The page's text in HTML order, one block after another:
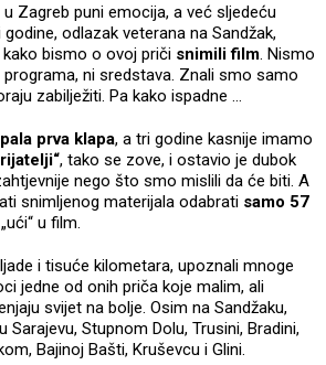
Zagreb puni emocija, a već sljedeću
odlazak veterana na Sandžak,
bismo o ovoj priči snimili film. Nismo
programa, ni sredstava. Znali smo samo
zabilježiti. Pa kako ispadne …
pala prva klapa, a tri godine kasnije imamo
, tako se zove, i ostavio je dubok
nego što smo mislili da će biti. A
snimljenog materijala odabrati samo 57
u film.
i tisuće kilometara, upoznali mnoge
jedne od onih priča koje malim, ali
svijet na bolje. Osim na Sandžaku,
Stupnom Dolu, Trusini, Bradini,
Bajinoj Bašti, Kruševcu i Glini.